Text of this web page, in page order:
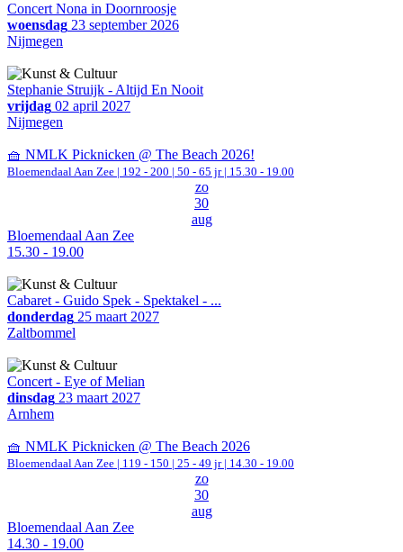
Concert Nona in Doornroosje
woensdag 23 september 2026
Nijmegen
Stephanie Struijk - Altijd En Nooit
vrijdag 02 april 2027
Nijmegen
🧺 NMLK Picknicken @ The Beach 2026!
Bloemendaal Aan Zee | 192 - 200 | 50 - 65 jr | 15.30 - 19.00
zo
30
aug
Bloemendaal Aan Zee
15.30 - 19.00
Cabaret - Guido Spek - Spektakel - ...
donderdag 25 maart 2027
Zaltbommel
Concert - Eye of Melian
dinsdag 23 maart 2027
Arnhem
🧺 NMLK Picknicken @ The Beach 2026
Bloemendaal Aan Zee | 119 - 150 | 25 - 49 jr | 14.30 - 19.00
zo
30
aug
Bloemendaal Aan Zee
14.30 - 19.00